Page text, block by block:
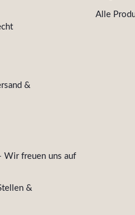
&
Wir freuen uns auf
&
Alle